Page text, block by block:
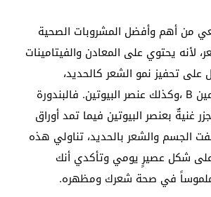
من أهم وأفضل المشروبات الصحية
لأنه يحتوي على المعادن والفيتامينات
على تحفيز نمو الشعر كالحديد،
وفيتامين H، وفيتامين B ،وكذلك عنصر البيوتين. فالبندورة
غنيةٌ بعنصر البيوتين فيما تمد أوراق
الجسم والشعر بالحديد، تناولي هذه
على شكل عصيرٍ يومي وتأكدي أنك
في صحة شعرك ومظهره.